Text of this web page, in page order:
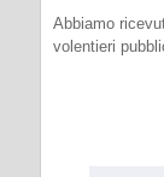
Abbiamo
volentieri